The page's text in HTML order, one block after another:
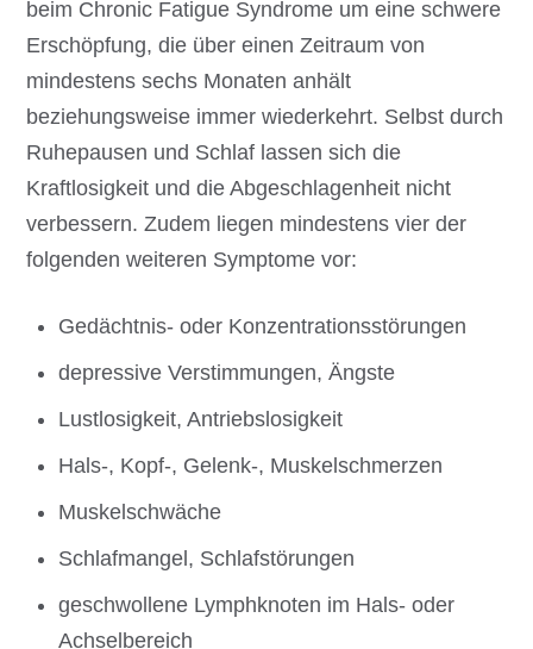
beim Chronic Fatigue Syndrome um eine schwere
Erschöpfung, die über einen Zeitraum von
mindestens sechs Monaten anhält
beziehungsweise immer wiederkehrt. Selbst durch
Ruhepausen und Schlaf lassen sich die
Kraftlosigkeit und die Abgeschlagenheit nicht
verbessern. Zudem liegen mindestens vier der
folgenden weiteren Symptome vor:
Gedächtnis- oder Konzentrationsstörungen
depressive Verstimmungen, Ängste
Lustlosigkeit, Antriebslosigkeit
Hals-, Kopf-, Gelenk-, Muskelschmerzen
Muskelschwäche
Schlafmangel, Schlafstörungen
geschwollene Lymphknoten im Hals- oder
Achselbereich